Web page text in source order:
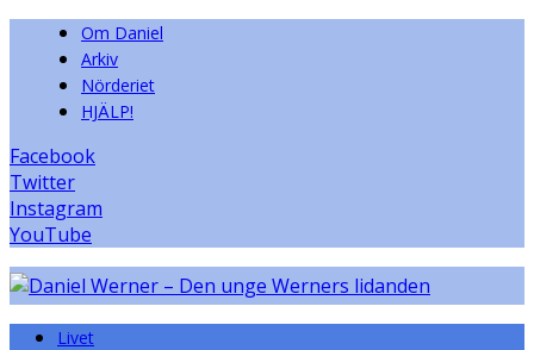
Om Daniel
Arkiv
Nörderiet
HJÄLP!
Facebook
Twitter
Instagram
YouTube
Livet